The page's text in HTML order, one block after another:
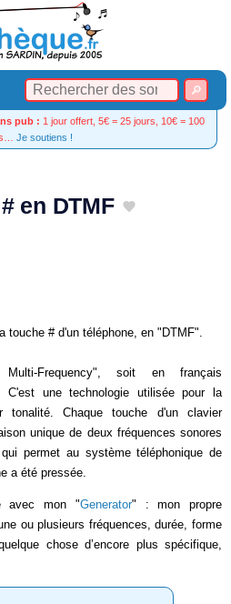
pub : 1 jour offert, 5€ = 25 jours, 10€ = 100
Je soutiens !
en DTMF
touche # d'un téléphone, en "DTMF".
Frequency", soit en français
C'est une technologie utilisée pour la
tonalité. Chaque touche d'un clavier
unique de deux fréquences sonores
permet au système téléphonique de
a été pressée.
avec mon "Generator" : mon propre
ou plusieurs fréquences, durée, forme
chose d’encore plus spécifique,